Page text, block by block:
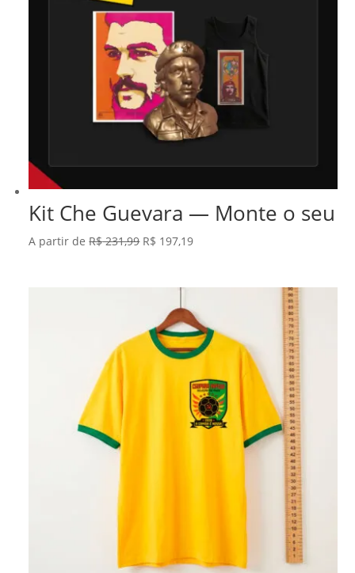
Kit Che Guevara — Monte o seu
A partir deR$231,99 O
R$ 231,99.
R$ 197,19O
R$ 197,19.